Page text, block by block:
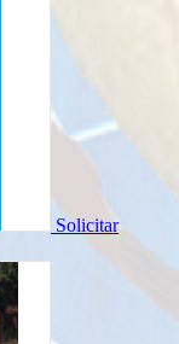
Solicitar